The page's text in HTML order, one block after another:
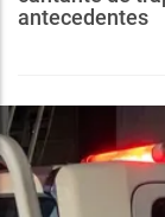
antecedentes